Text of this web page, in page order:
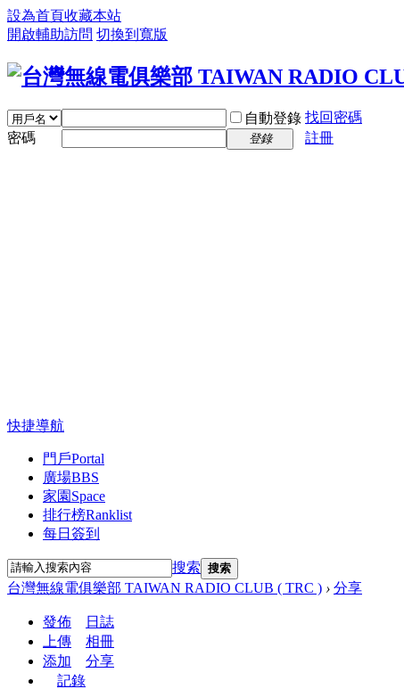
設為首頁收藏本站
開啟輔助訪問 切換到寬版
自動登錄 找回密碼
密碼
登錄 註冊
快捷導航
門戶Portal
廣場BBS
家園 Space
排行榜Ranklist
每日簽到
搜索 搜索
台灣無線電俱樂部 TAIWAN RADIO CLUB ( TRC ) › 分享
發佈
日誌
上傳
相冊
添加
分享
記錄